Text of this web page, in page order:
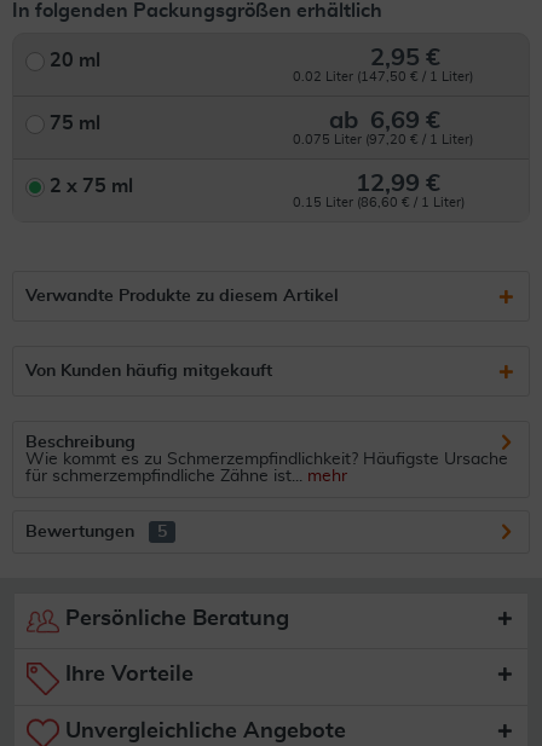
In folgenden Packungsgrößen erhältlich
20 ml 2,95 €
0.02 Liter (147,50 € / 1 Liter)
75 ml ab 6,69 €
0.075 Liter (97,20 € / 1 Liter)
2 x 75 ml 12,99 €
0.15 Liter (86,60 € / 1 Liter)
Verwandte Produkte zu diesem Artikel
Von Kunden häufig mitgekauft
Beschreibung
Wie kommt es zu Schmerzempfindlichkeit? Häufigste Ursache
für schmerzempfindliche Zähne ist... mehr
Bewertungen 5
Persönliche Beratung
Ihre Vorteile
Unvergleichliche Angebote